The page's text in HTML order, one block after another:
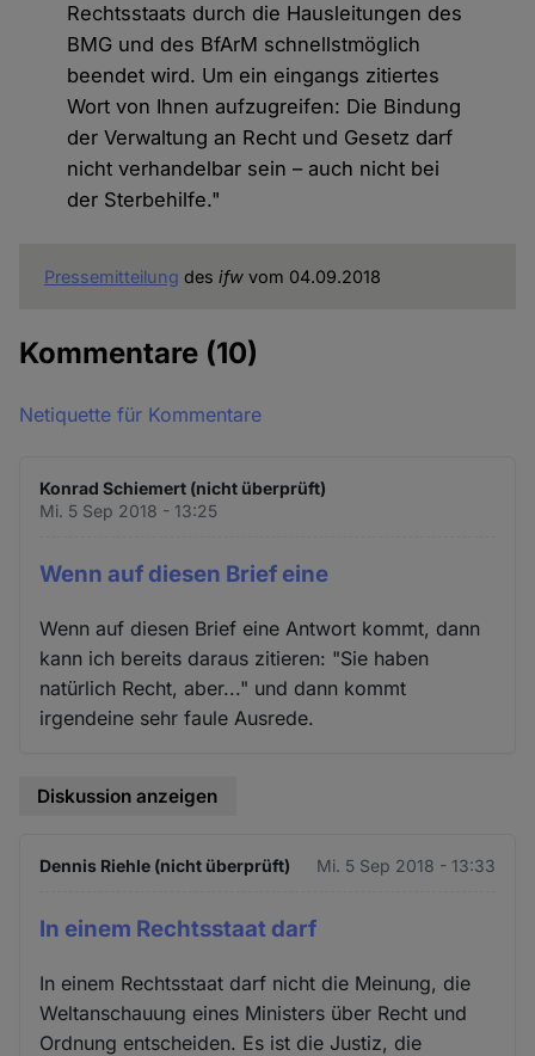
Rechtsstaats durch die Hausleitungen des
BMG und des BfArM schnellstmöglich
beendet wird. Um ein eingangs zitiertes
Wort von Ihnen aufzugreifen: Die Bindung
der Verwaltung an Recht und Gesetz darf
nicht verhandelbar sein – auch nicht bei
der Sterbehilfe."
Pressemitteilung des ifwvom 04.09.2018
Kommentare (10)
Netiquette für Kommentare
Konrad Schiemert (nicht überprüft)
Mi. 5 Sep 2018 - 13:25
Wenn auf diesen Brief eine
Wenn auf diesen Brief eine Antwort kommt, dann
kann ich bereits daraus zitieren: "Sie haben
natürlich Recht, aber..." und dann kommt
irgendeine sehr faule Ausrede.
Diskussion anzeigen
Dennis Riehle (nicht überprüft) Mi. 5 Sep 2018 - 13:33
In einem Rechtsstaat darf
In einem Rechtsstaat darf nicht die Meinung, die
Weltanschauung eines Ministers über Recht und
Ordnung entscheiden. Es ist die Justiz, die